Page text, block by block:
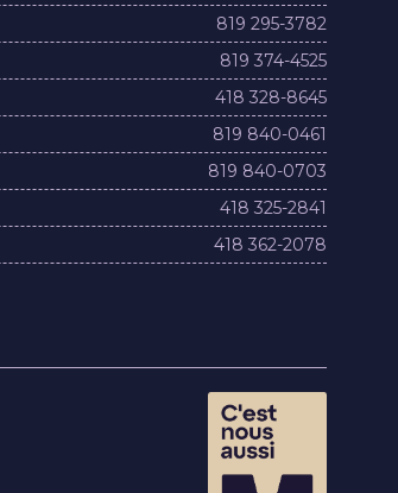
819 295-3782
819 374-4525
418 328-8645
819 840-0461
819 840-0703
418 325-2841
418 362-2078